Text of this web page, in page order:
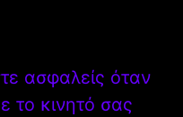
ασφαλείς όταν
το κινητό σας